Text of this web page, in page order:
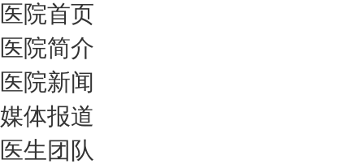
医院首页
医院简介
医院新闻
媒体报道
医生团队